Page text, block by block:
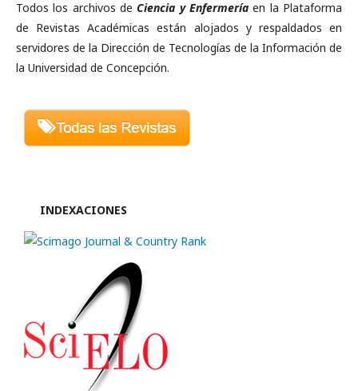
Todos los archivos deCiencia y Enfermería en la Plataforma
de Revistas Académicas están alojados y respaldados en
servidores de la Dirección de Tecnologías de la Información de
la Universidad de Concepción.
INDEXACIONES